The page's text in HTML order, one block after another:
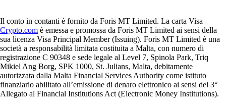
Il conto in contanti è fornito da Foris MT Limited. La carta Visa
Crypto.com è emessa e promossa da Foris MT Limited ai sensi della
sua licenza Visa Principal Member (Issuing). Foris MT Limited è una
società a responsabilità limitata costituita a Malta, con numero di
registrazione C 90348 e sede legale al Level 7, Spinola Park, Triq
Mikiel Ang Borg, SPK 1000, St. Julians, Malta, debitamente
autorizzata dalla Malta Financial Services Authority come istituto
finanziario abilitato all’emissione di denaro elettronico ai sensi del 3°
Allegato al Financial Institutions Act (Electronic Money Institutions).